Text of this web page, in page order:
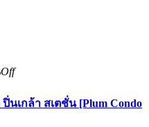
Off
เกล้า สเตชั่น [Plum Condo